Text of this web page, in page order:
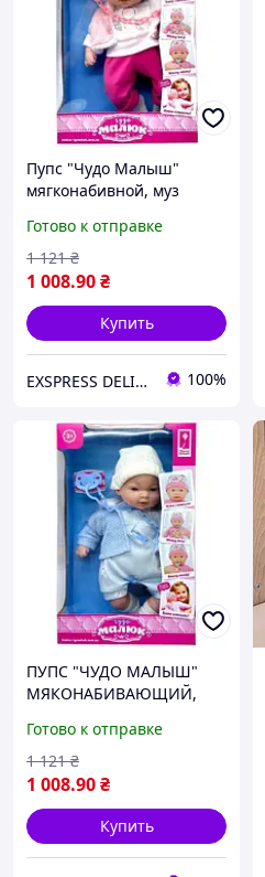
Пупс "Чудо Малыш"
мягконабивной, муз
Готово к отправке
1 008.90₴
1 121 ₴
Купить
EXSPRESS DELIVERY 100%
ПУПС "ЧУДО МАЛЫШ"
МЯКОНАБИВАЮЩИЙ,
37*10,5*23СМ
Готово к отправке
1 008.90₴
1 121 ₴
Купить